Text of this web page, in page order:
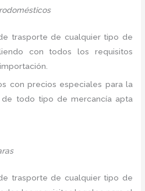
trasporte de cualquier tipo de
con todos los requisitos
con precios especiales para la
todo tipo de mercancía apta
trasporte de cualquier tipo de